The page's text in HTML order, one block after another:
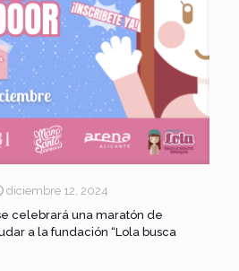
diciembre 12, 2024
celebrará una maratón de
a la fundación “Lola busca